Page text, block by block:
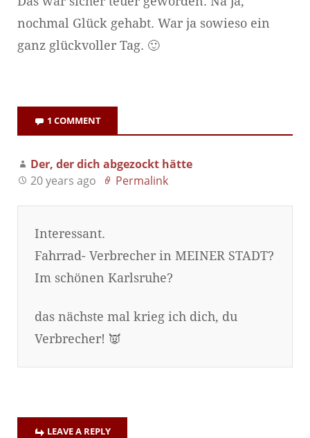
nochmal Glück gehabt. War ja sowieso ein
ganz glückvoller Tag. 🙂
1 COMMENT
Der, der dich abgezockt hätte
20 years ago
Permalink
Interessant.
Fahrrad- Verbrecher in MEINER STADT?
Im schönen Karlsruhe?
das nächste mal krieg ich dich, du
Verbrecher! 👿
LEAVE A REPLY